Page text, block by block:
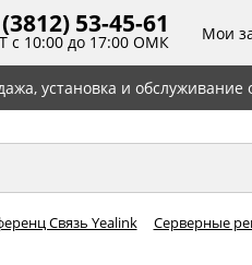
53-45-61
с 10:00 до 17:00 ОМК Мои
установка и
Связь Yealink Серверные